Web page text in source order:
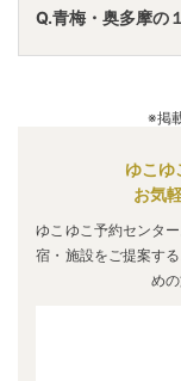
A.「亀の井ホテル
」 ・ 「奥多摩の
すめの宿泊先です
Q.青梅・奥多摩の
奥多摩の
な価格で泊まれ※掲
ゆこゆ
お気
ゆこゆこ予約センタ
宿・施設をご提案す
め